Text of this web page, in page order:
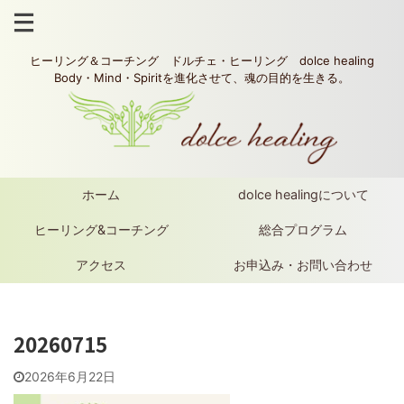
ヒーリング＆コーチング ドルチェ・ヒーリング dolce healing
Body・Mind・Spiritを進化させて、魂の目的を生きる。
ホーム dolce healingについて
ヒーリング&コーチング 総合プログラム
アクセス お申込み・お問い合わせ
20260715
2026年6月22日